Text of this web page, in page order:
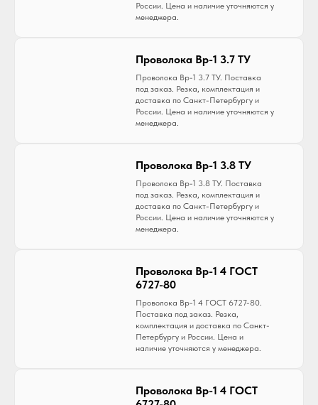
России. Цена и наличие уточняются у
менеджера.
Проволока Вр-1 3.7 ТУ
Проволока Вр-1 3.7 ТУ. Поставка
под заказ. Резка, комплектация и
доставка по Санкт-Петербургу и
России. Цена и наличие уточняются у
менеджера.
Проволока Вр-1 3.8 ТУ
Проволока Вр-1 3.8 ТУ. Поставка
под заказ. Резка, комплектация и
доставка по Санкт-Петербургу и
России. Цена и наличие уточняются у
менеджера.
Проволока Вр-1 4 ГОСТ
6727-80
Проволока Вр-1 4 ГОСТ 6727-80.
Поставка под заказ. Резка,
комплектация и доставка по Санкт-
Петербургу и России. Цена и
наличие уточняются у менеджера.
Проволока Вр-1 4 ГОСТ